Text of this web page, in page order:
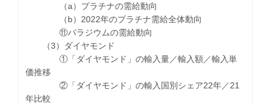
（a）プラチナの需給動向
（b）2022年のプラチナ需給全体動向
⑪パラジウムの需給動向
（3）ダイヤモンド
①「ダイヤモンド」の輸入量／輸入額／輸入単
価推移
②「ダイヤモンド」の輸入国別シェア22年／21
年比較